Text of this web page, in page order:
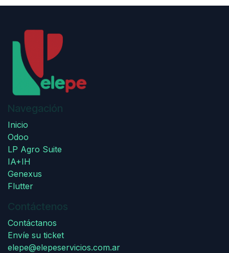
Navegación
Inicio
Odoo
LP Agro Suite
IA+IH
Genexus
Flutter
Contáctenos
Contáctanos
Envíe su ticket
elepe@elepeservicios.com.ar